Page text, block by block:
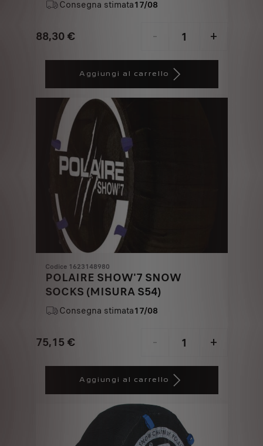
Consegna stimata17/08
88,30 €
Price
€
- +
Quantity
1
Aggiungi al carrello
Codice 1623148980
POLAIRE SHOW'7 SNOW
SOCKS (MISURA S54)
Consegna stimata17/08
75,15 €
Price
- +
Quantity
Aggiungi al carrello